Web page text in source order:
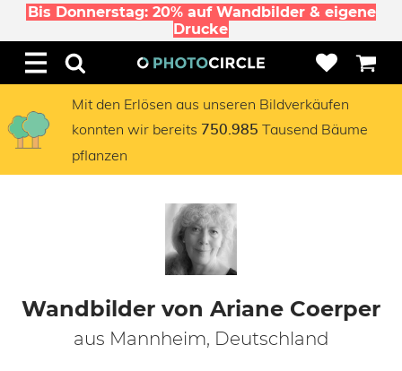
Bis Donnerstag: 20% auf Wandbilder & eigene
Drucke
Mit den Erlösen aus unseren Bildverkäufen
konnten wir bereits 750.985 Tausend Bäume
pflanzen
Wandbilder von Ariane Coerper
aus Mannheim, Deutschland